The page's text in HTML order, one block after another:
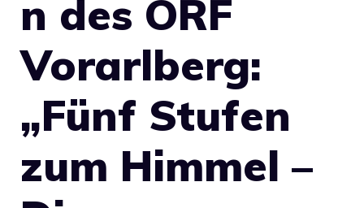
n des ORF
Vorarlberg:
„Fünf Stufen
zum Himmel –